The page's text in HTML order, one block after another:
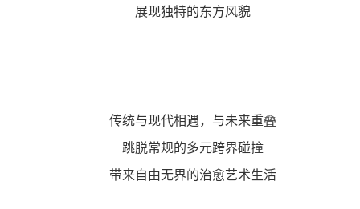
展现独特的东方风貌
传统与现代相遇，与未来重叠
跳脱常规的多元跨界碰撞
带来自由无界的治愈艺术生活